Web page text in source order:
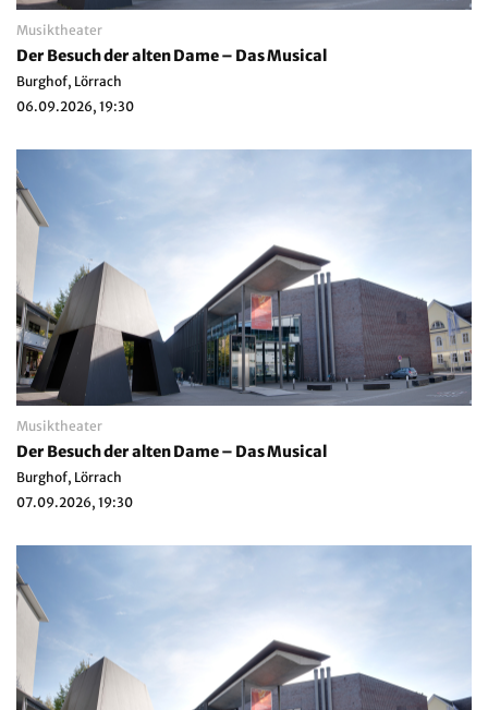
Musiktheater
Der Besuch der alten Dame – Das Musical
Burghof, Lörrach
06.09.2026, 19:30
Musiktheater
Der Besuch der alten Dame – Das Musical
Burghof, Lörrach
07.09.2026, 19:30